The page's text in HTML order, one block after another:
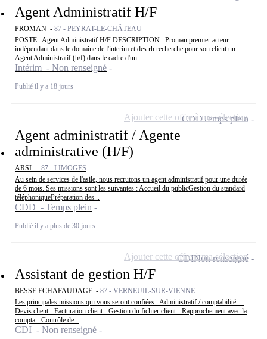
Agent Administratif H/F
PROMAN - 87 - PEYRAT-LE-CHÂTEAU
POSTE : Agent Administratif H/F DESCRIPTION : Proman premier acteur
indépendant dans le domaine de l'interim et des rh recherche pour son client un
Agent Administratif (h/f) dans le cadre d'un...
Intérim - Non renseigné
Publié il y a 18 jours
Agent administratif / Agente
administrative (H/F)
ARSL - 87 - LIMOGES
Au sein de services de l'asile, nous recrutons un agent administratif pour une durée
de 6 mois. Ses missions sont les suivantes : Accueil du publicGestion du standard
téléphoniquePréparation des...
CDD - Temps plein
Publié il y a plus de 30 jours
CDDTemps plein
Ajouter cette offre à ma sélection
Assistant de gestion H/F
BESSE ECHAFAUDAGE - 87 - VERNEUIL-SUR-VIENNE
Les principales missions qui vous seront confiées : Administratif / comptabilité : -
Devis client - Facturation client - Gestion du fichier client - Rapprochement avec la
compta - Contrôle de...
CDI - Non renseigné
CDINon renseigné
Ajouter cette offre à ma sélection